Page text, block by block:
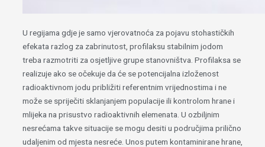
U regijama gdje je samo vjerovatnoća za pojavu stohastičkih
efekata razlog za zabrinutost, profilaksu stabilnim jodom
treba razmotriti za osjetljive grupe stanovništva. Profilaksa se
realizuje ako se očekuje da će se potencijalna izloženost
radioaktivnom jodu približiti referentnim vrijednostima i ne
može se spriječiti sklanjanjem populacije ili kontrolom hrane i
mlijeka na prisustvo radioaktivnih elemenata. U ozbiljnim
nesrećama takve situacije se mogu desiti u područjima prilično
udaljenim od mjesta nesreće. Unos putem kontaminirane hrane,